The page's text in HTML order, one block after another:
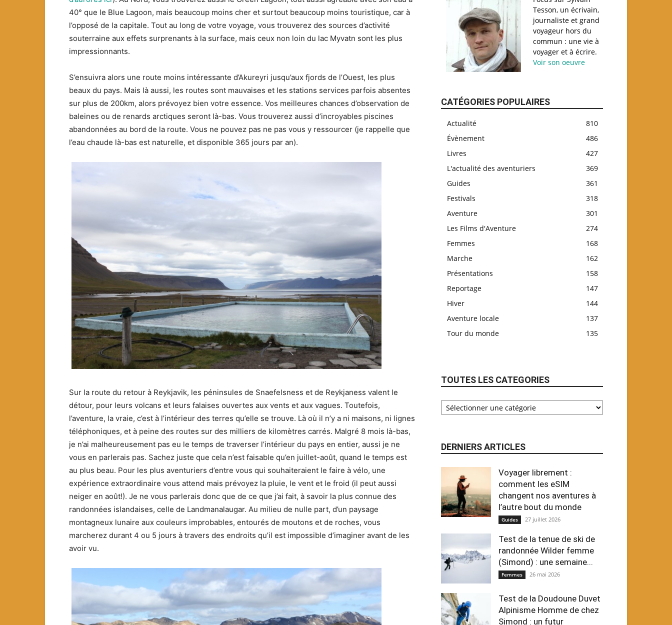
40° que le Blue Lagoon, mais beaucoup moins cher et surtout beaucoup moins touristique, car à
l’opposé de la capitale. Tout au long de votre voyage, vous trouverez des sources d’activité
souterraine aux effets surprenants à la surface, mais ceux non loin du lac Myvatn sont les plus
impressionnants.
S’ensuivra alors une route moins intéressante d’Akureyri jusqu’aux fjords de l’Ouest, les plus
beaux du pays. Mais là aussi, les routes sont mauvaises et les stations services parfois absentes
sur plus de 200km, alors prévoyez bien votre essence. Vos meilleures chances d’observation de
baleines ou de renards arctiques seront là-bas. Vous trouverez aussi d’incroyables piscines
abandonnées au bord de la route. Vous ne pouvez pas ne pas vous y ressourcer (je rappelle que
l’eau chaude là-bas est naturelle, et disponible 365 jours par an).
Sur la route du retour à Reykjavik, les péninsules de Snaefelsness et de Reykjaness valent le
détour, pour leurs volcans et leurs falaises ouvertes aux vents et aux vagues. Toutefois,
l’aventure, la vraie, c’est à l’intérieur des terres qu’elle se trouve. Là où il n’y a ni maisons, ni lignes
téléphoniques, et à peine des routes sur des milliers de kilomètres carrés. Malgré 8 mois là-bas,
je n’ai malheureusement pas eu le temps de traverser l’intérieur du pays en entier, aussi je ne
vous en parlerais pas. Sachez juste que cela n’est faisable qu’en juillet-août, quand le temps est
au plus beau. Pour les plus aventuriers d’entre vous qui souhaiteraient le faire à vélo, une
expérience extraordinaire vous attend mais prévoyez la pluie, le vent et le froid (il peut aussi
neiger en août!). Je ne vous parlerais donc que de ce que j’ai fait, à savoir la plus connue des
randonnées islandaises, celle de Landmanalaugar. Au milieu de nulle part, d’un paysage
montagneux lunaire aux couleurs improbables, entourés de moutons et de roches, vous
marcherez durant 4 ou 5 jours à travers des endroits qu’il est impossible d’imaginer avant de les
avoir vu.
Tesson, un écrivain,
journaliste et grand
voyageur hors du
commun : une vie à
voyager et à écrire.
Voir son oeuvre
CATÉGORIES POPULAIRES
Actualité
810
Évènement
486
Livres
427
L'actualité des aventuriers
369
Guides
361
Festivals
318
Aventure
301
Les Films d'Aventure
274
Femmes
168
Marche
162
Présentations
158
Reportage
147
Hiver
144
Aventure locale
137
Tour du monde
135
TOUTES LES CATEGORIES
DERNIERS ARTICLES
Voyager librement :
comment les eSIM
changent nos aventures à
l’autre bout du monde
Guides 27 juillet 2026
Test de la tenue de ski de
randonnée Wilder femme
(Simond) : une semaine...
Femmes 26 mai 2026
Test de la Doudoune Duvet
Alpinisme Homme de chez
Simond : un futur